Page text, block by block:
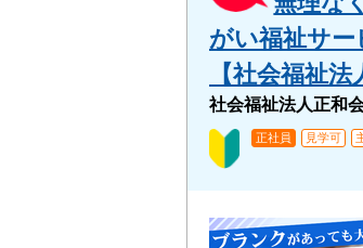
がい福祉サー
【社会福祉
社会福祉法人正和
正社員 見学可